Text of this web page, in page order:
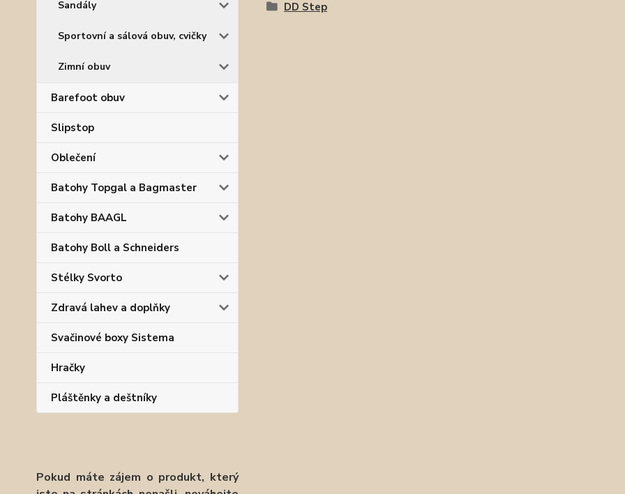
Sandály
Sportovní a sálová obuv, cvičky
Zimní obuv
Barefoot obuv
Slipstop
Oblečení
Batohy Topgal a Bagmaster
Batohy BAAGL
Batohy Boll a Schneiders
Stélky Svorto
Zdravá lahev a doplňky
Svačinové boxy Sistema
Hračky
Pláštěnky a deštníky
Pokud máte zájem o produkt, který
DD Step